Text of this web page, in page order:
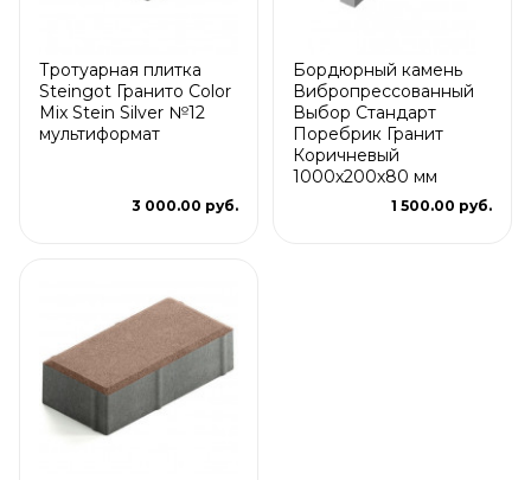
Тротуарная плитка
Steingot Гранито Color
Mix Stein Silver №12
мультиформат
3 000.00 руб.
Бордюрный камень
Вибропрессованный
Выбор Стандарт
Поребрик Гранит
Коричневый
1000х200х80 мм
1 500.00 руб.